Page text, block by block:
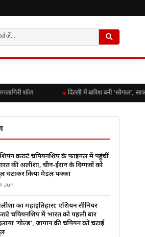
शॉल दिल्ली में बारिश बनी ‘सौगात’,
कराटे चैंपियनशिप के फाइनल में पहुंचीं
की अलीशा, चीन-ईरान के दिग्गजों को
चटाकर किया मेडल पक्का
Jun
का महाइतिहास: एशियन सीनियर
चैंपियनशिप में भारत को पहली बार
‘गोल्ड’, जापान की चैंपियन को चटाई